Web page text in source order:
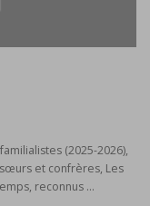
(2025-2026),
et confrères, Les
reconnus …